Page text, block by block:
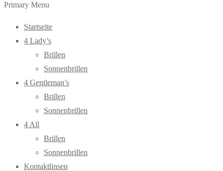
Primary Menu
Startseite
4 Lady’s
Brillen
Sonnenbrillen
4 Gentleman’s
Brillen
Sonnenbrillen
4 All
Brillen
Sonnenbrillen
Kontaktlinsen